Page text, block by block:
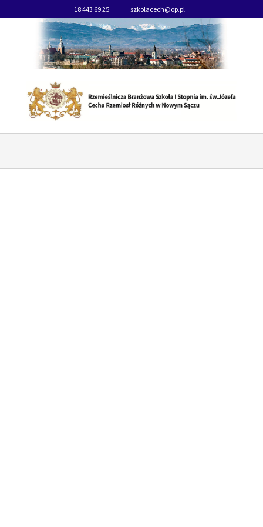
18 443 69 25 szkolacech@op.pl